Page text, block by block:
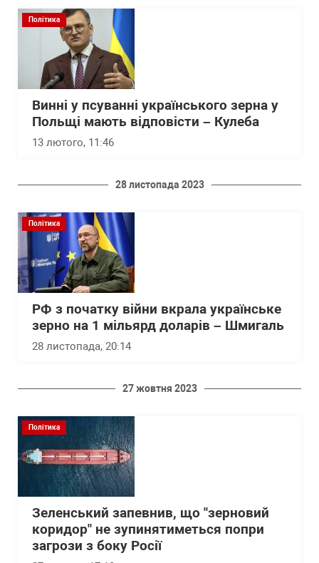
Політика
Винні у псуванні українського зерна у
Польщі мають відповісти – Кулеба
13 лютого, 11:46
28 листопада 2023
Політика
РФ з початку війни вкрала українське
зерно на 1 мільярд доларів – Шмигаль
28 листопада, 20:14
27 жовтня 2023
Політика
Зеленський запевнив, що "зерновий
коридор" не зупинятиметься попри
загрози з боку Росії